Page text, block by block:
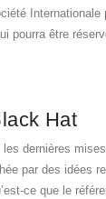
pourra être
Hat
dernières
par des idées
ce que le